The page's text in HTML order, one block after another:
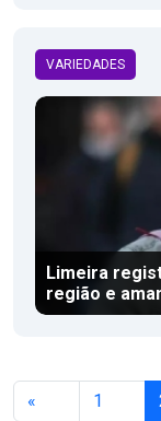
VARIEDADES
Limeira
região e
« 1